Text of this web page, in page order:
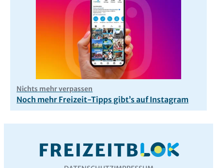
Nichts mehr verpassen
Noch mehr Freizeit-Tipps gibt’s auf Instagram